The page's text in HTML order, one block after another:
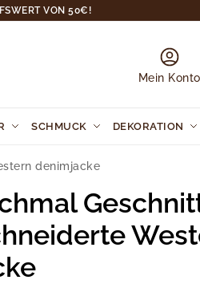
VON 50€!
Mein Konto
SCHMUCK DEKORATION
denimjacke